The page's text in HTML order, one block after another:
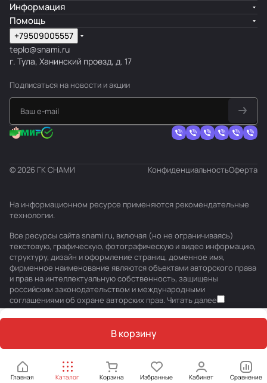
В корзину
Главная Каталог Корзина Избранные Кабинет Сравнение
Информация
Помощь
+79509005557
teplo@snami.ru
г. Тула, Ханинский проезд, д. 17
Подписаться на новости и акции
© 2026 ГК СНАМИ КонфиденциальностьОферта
На информационном ресурсе применяются рекомендательные
технологии.
Все ресурсы сайта snami.ru, включая (но не ограничиваясь)
текстовую, графическую, фотографическую и видео информацию,
структуру, дизайн и оформление страниц, доменное имя,
фирменное наименование являются объектами авторского права
и прав на интеллектуальную собственность, защищены
российским законодательством и международными
соглашениями об охране авторских прав. Читать далее